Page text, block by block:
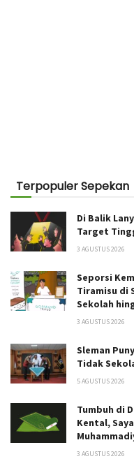
Terpopuler Sepekan
Di Balik
Target
3 AGUSTUS 2026
Seporsi
Tiramisu di
Sekolah
3 AGUSTUS 2026
Sleman
Tidak
5 AGUSTUS 2026
Tumbuh di
Kental,
3 AGUSTUS 2026